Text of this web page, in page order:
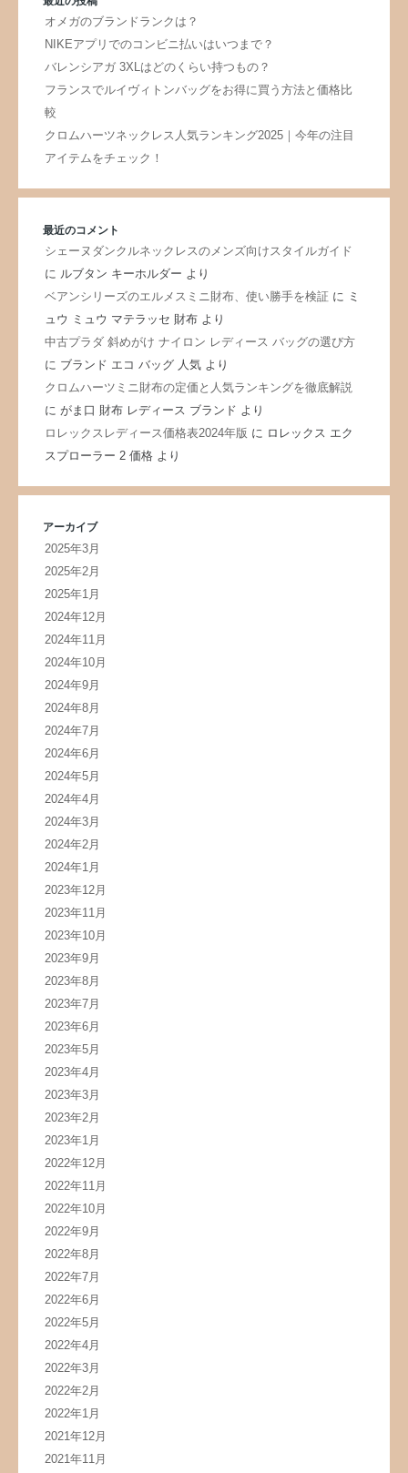
オメガのブランドランクは？
NIKEアプリでのコンビニ払いはいつまで？
バレンシアガ 3XLはどのくらい持つもの？
フランスでルイヴィトンバッグをお得に買う方法と価格比
較
クロムハーツネックレス人気ランキング2025｜今年の注目
アイテムをチェック！
最近のコメント
シェーヌダンクルネックレスのメンズ向けスタイルガイド
に ルブタン キーホルダー より
ベアンシリーズのエルメスミニ財布、使い勝手を検証に ミ
ュウ ミュウ マテラッセ 財布より
中古プラダ 斜めがけ ナイロン レディース バッグの選び方
に ブランド エコ バッグ 人気より
クロムハーツミニ財布の定価と人気ランキングを徹底解説
に がま口 財布 レディース ブランド より
ロレックスレディース価格表2024年版 に ロレックス エク
スプローラー 2 価格より
アーカイブ
2025年3月
2025年2月
2025年1月
2024年12月
2024年11月
2024年10月
2024年9月
2024年8月
2024年7月
2024年6月
2024年5月
2024年4月
2024年3月
2024年2月
2024年1月
2023年12月
2023年11月
2023年10月
2023年9月
2023年8月
2023年7月
2023年6月
2023年5月
2023年4月
2023年3月
2023年2月
2023年1月
2022年12月
2022年11月
2022年10月
2022年9月
2022年8月
2022年7月
2022年6月
2022年5月
2022年4月
2022年3月
2022年2月
2022年1月
2021年12月
2021年11月